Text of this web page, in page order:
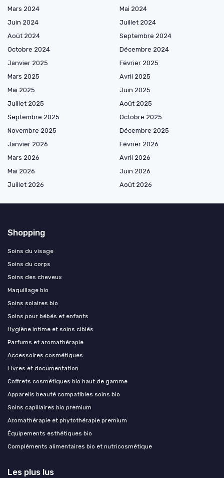
Mars 2024
Mai 2024
Juin 2024
Juillet 2024
Août 2024
Septembre 2024
Octobre 2024
Décembre 2024
Janvier 2025
Février 2025
Mars 2025
Avril 2025
Mai 2025
Juin 2025
Juillet 2025
Août 2025
Septembre 2025
Octobre 2025
Novembre 2025
Décembre 2025
Janvier 2026
Février 2026
Mars 2026
Avril 2026
Mai 2026
Juin 2026
Juillet 2026
Août 2026
Shopping
Soins du visage
Soins du corps
Soins des cheveux
Maquillage bio
Soins solaires bio
Soins pour bébés et enfants
Hygiène intime et soins ciblés
Parfums et aromathérapie
Accessoires cosmétiques
Livres et documentation
Coffrets cosmétiques bio haut de gamme
Appareils beauté compatibles soins bio
Soins capillaires bio premium
Aromathérapie et phytothérapie premium
Équipements esthétiques bio
Compléments alimentaires bio et nutricosmétique
Les plus lus